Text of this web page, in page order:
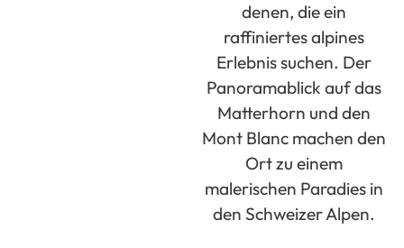
denen, die ein
raffiniertes alpines
Erlebnis suchen. Der
Panoramablick auf das
Matterhorn und den
Mont Blanc machen den
Ort zu einem
malerischen Paradies in
den Schweizer Alpen.